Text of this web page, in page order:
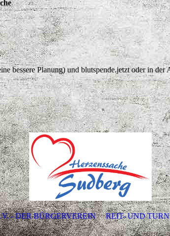
bessere Planung) und blutspende.jetzt oder in der
- DER BÜRGERVEREIN REIT- UND